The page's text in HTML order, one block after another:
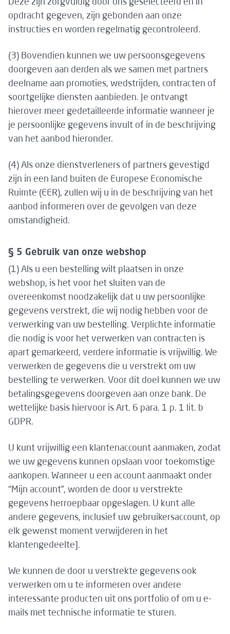
Deze zijn zorgvuldig door ons geselecteerd en in
opdracht gegeven, zijn gebonden aan onze
instructies en worden regelmatig gecontroleerd.
(3) Bovendien kunnen we uw persoonsgegevens
doorgeven aan derden als we samen met partners
deelname aan promoties, wedstrijden, contracten of
soortgelijke diensten aanbieden. Je ontvangt
hierover meer gedetailleerde informatie wanneer je
je persoonlijke gegevens invult of in de beschrijving
van het aanbod hieronder.
(4) Als onze dienstverleners of partners gevestigd
zijn in een land buiten de Europese Economische
Ruimte (EER), zullen wij u in de beschrijving van het
aanbod informeren over de gevolgen van deze
omstandigheid.
§ 5 Gebruik van onze webshop
(1) Als u een bestelling wilt plaatsen in onze
webshop, is het voor het sluiten van de
overeenkomst noodzakelijk dat u uw persoonlijke
gegevens verstrekt, die wij nodig hebben voor de
verwerking van uw bestelling. Verplichte informatie
die nodig is voor het verwerken van contracten is
apart gemarkeerd, verdere informatie is vrijwillig. We
verwerken de gegevens die u verstrekt om uw
bestelling te verwerken. Voor dit doel kunnen we uw
betalingsgegevens doorgeven aan onze bank. De
wettelijke basis hiervoor is Art. 6 para. 1 p. 1 lit. b
GDPR.
U kunt vrijwillig een klantenaccount aanmaken, zodat
we uw gegevens kunnen opslaan voor toekomstige
aankopen. Wanneer u een account aanmaakt onder
“Mijn account”, worden de door u verstrekte
gegevens herroepbaar opgeslagen. U kunt alle
andere gegevens, inclusief uw gebruikersaccount, op
elk gewenst moment verwijderen in het
klantengedeelte].
We kunnen de door u verstrekte gegevens ook
verwerken om u te informeren over andere
interessante producten uit ons portfolio of om u e-
mails met technische informatie te sturen.